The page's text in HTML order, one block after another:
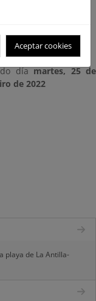
do díamartes, 25 de
de 2022
playa de La Antilla-
Aceptar cookies